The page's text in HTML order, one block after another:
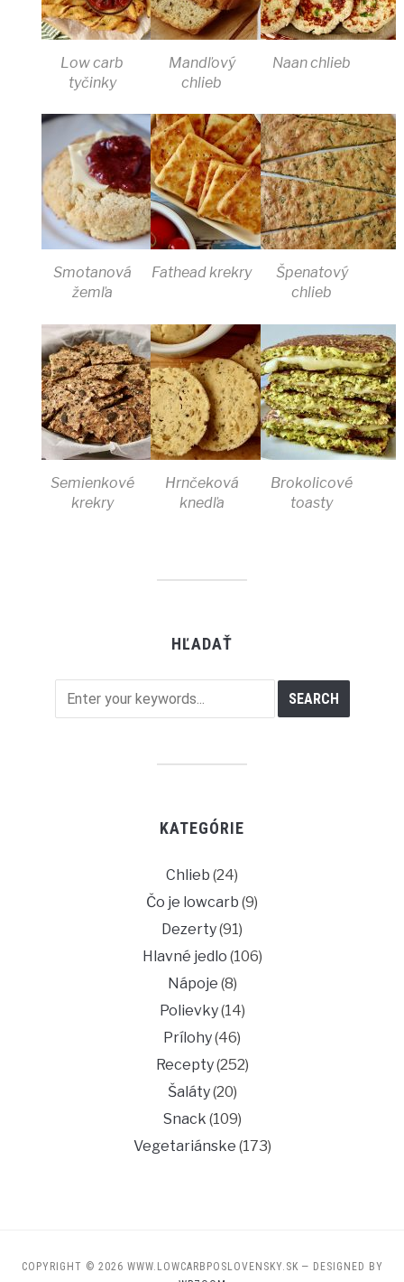
Low carb
tyčinky
Mandľový
chlieb
Naan chlieb
Smotanová
žemľa
Fathead krekry
Špenatový
chlieb
Semienkové
krekry
Hrnčeková
knedľa
Brokolicové
toasty
HĽADAŤ
KATEGÓRIE
Chlieb (24)
Čo je lowcarb (9)
Dezerty(91)
Hlavné jedlo (106)
Nápoje (8)
Polievky(14)
Prílohy(46)
Recepty(252)
Šaláty(20)
Snack (109)
Vegetariánske (173)
COPYRIGHT © 2026 WWW.LOWCARBPOSLOVENSKY.SK — DESIGNED BY